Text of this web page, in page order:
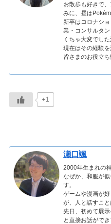
お散歩も好きで
みに、昼は
新卒はコロナシ
業・コンサルタ
くちゃ大変でした
現在はその経験
皆さまのお役立
+1
瀬口颯
2000年生まれの
なぜか、和服が
す。
ゲームや漫画が
が、人と話すこと
先日、初めて展
と直接お話がで